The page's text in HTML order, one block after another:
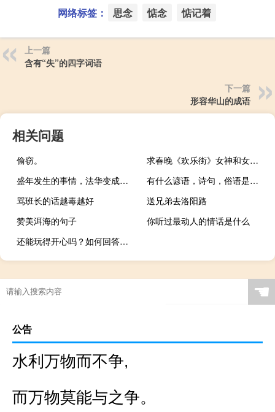
网络标签： 思念 惦念 惦记着
上一篇
含有“失”的四字词语
下一篇
形容华山的成语
相关问题
偷窃。
求春晚《欢乐街》女神和女汉子的台词，
盛年发生的事情，法华变成了朱妍
有什么谚语，诗句，俗语是形容人忙碌不
骂班长的话越毒越好
送兄弟去洛阳路
赞美洱海的句子
你听过最动人的情话是什么
还能玩得开心吗？如何回答下一句
☚
公告
水利万物而不争,
而万物莫能与之争。